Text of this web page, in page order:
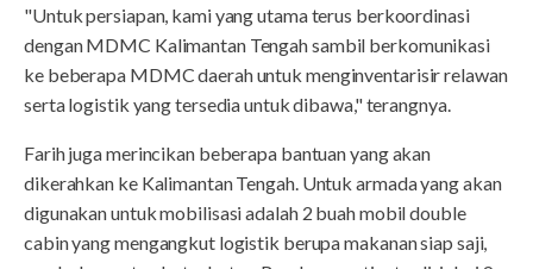
"Untuk persiapan, kami yang utama terus berkoordinasi
dengan MDMC Kalimantan Tengah sambil berkomunikasi
ke beberapa MDMC daerah untuk menginventarisir relawan
serta logistik yang tersedia untuk dibawa," terangnya.
Farih juga merincikan beberapa bantuan yang akan
dikerahkan ke Kalimantan Tengah. Untuk armada yang akan
digunakan untuk mobilisasi adalah 2 buah mobil double
cabin yang mengangkut logistik berupa makanan siap saji,